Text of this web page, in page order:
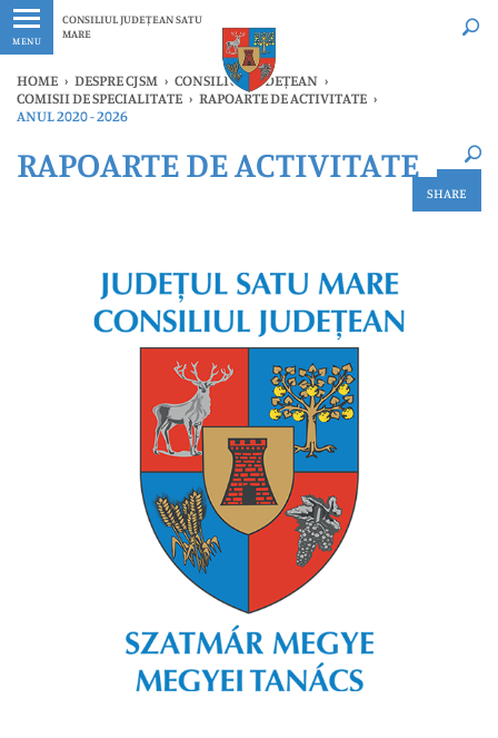
MENU
CONSILIUL JUDEȚEAN SATU
MARE
Ultimele
HOME › DESPRE CJSM › CONSILIUL JUDEȚEAN ›
COMISII DE SPECIALITATE › RAPOARTE DE ACTIVITATE ›
ANUL 2020 - 2026
Ultimele Oricând ×
RAPOARTE DE ACTIVITATE
SHARE